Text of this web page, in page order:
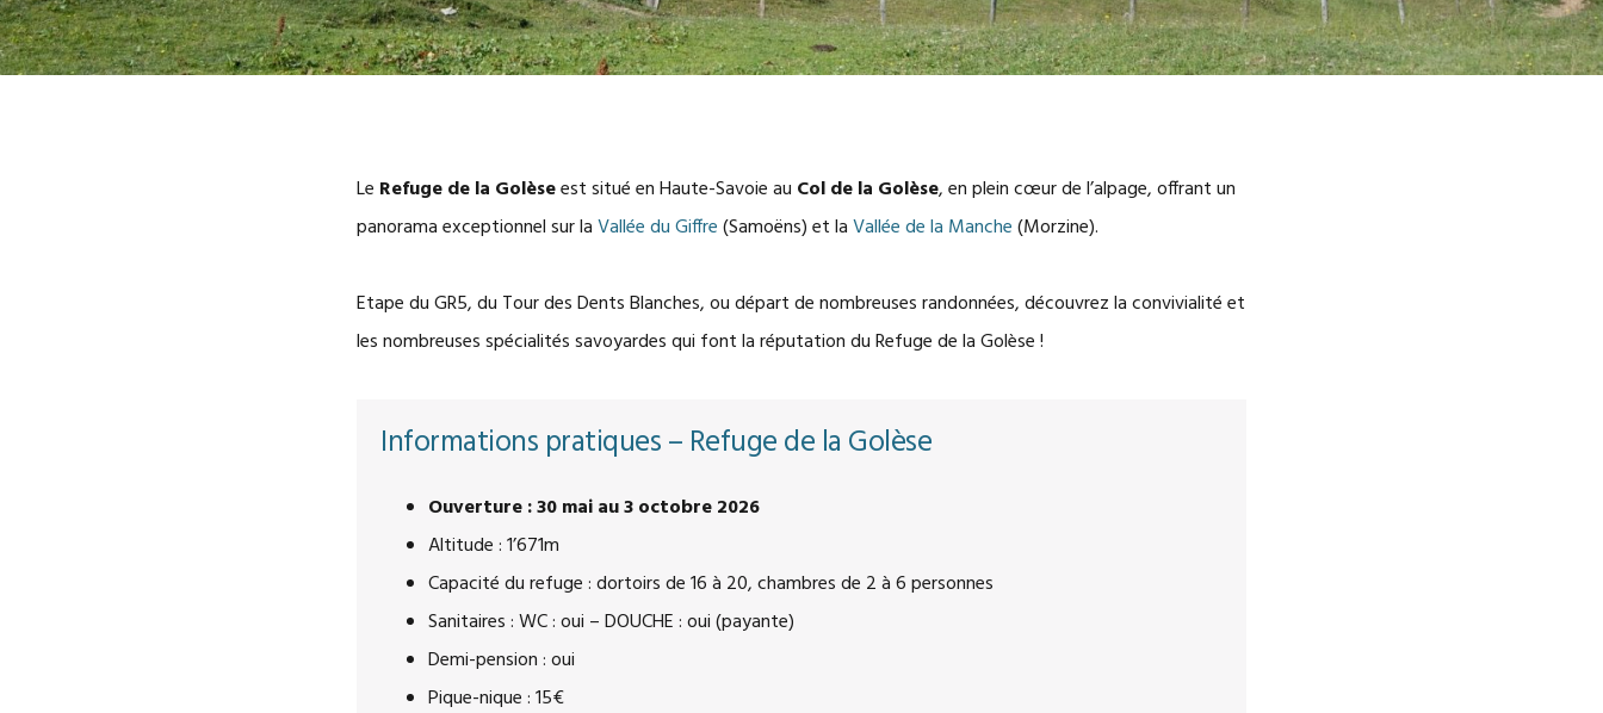
Le Refuge de la Golèseest situé en Haute-Savoie au Col de la Golèse, en plein cœur de l’alpage, offrant un
panorama exceptionnel sur laVallée du Giffre(Samoëns) et laVallée de la Manche(Morzine).
Etape du GR5, du Tour des Dents Blanches, ou départ de nombreuses randonnées, découvrez la convivialité et
les nombreuses spécialités savoyardes qui font la réputation du Refuge de la Golèse !
Informations pratiques – Refuge de la Golèse
Ouverture : 30 mai au 3 octobre 2026
Altitude : 1’671m
Capacité du refuge : dortoirs de 16 à 20, chambres de 2 à 6 personnes
Sanitaires : WC : oui – DOUCHE : oui (payante)
Demi-pension : oui
Pique-nique : 15€